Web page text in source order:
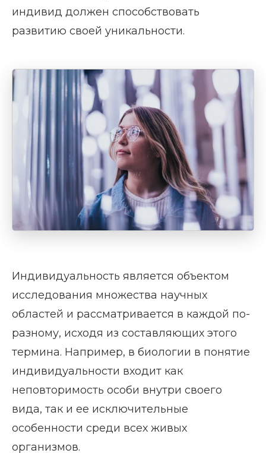
индивид должен способствовать
развитию своей уникальности.
Индивидуальность является объектом
исследования множества научных
областей и рассматривается в каждой по-
разному, исходя из составляющих этого
термина. Например, в биологии в понятие
индивидуальности входит как
неповторимость особи внутри своего
вида, так и ее исключительные
особенности среди всех живых
организмов.